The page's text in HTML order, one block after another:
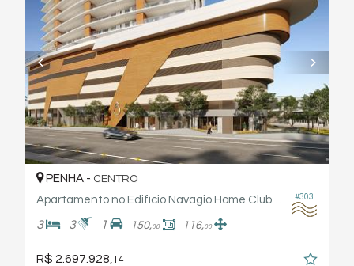
#303
PENHA - CENTRO
Apartamento no Edifício Navagio Home Club Rogga
3 3 1 150,00 116,00
R$ 2.697.928, 14